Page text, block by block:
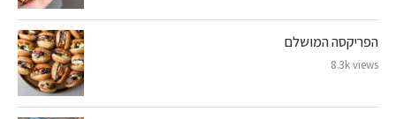
הפריקסה המושלם
8.3k views